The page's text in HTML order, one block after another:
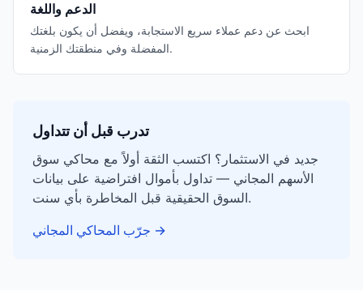
الدعم واللغة
ابحث عن دعم عملاء سريع الاستجابة، ويفضل أن يكون بلغتك
المفضلة وفي منطقتك الزمنية.
تدرب قبل أن تتداول
جديد في الاستثمار؟ اكتسب الثقة أولاً مع محاكي سوق
الأسهم المجاني — تداول بأموال افتراضية على بيانات
السوق الحقيقية قبل المخاطرة بأي سنت.
جرّب المحاكي المجاني →